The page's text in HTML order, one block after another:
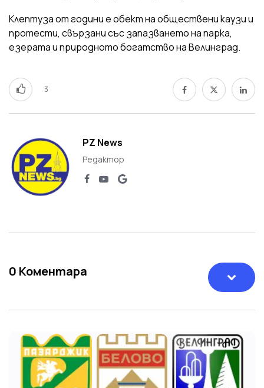
Клептуза от години е обект на обществени каузи и
протести, свързани със запазването на парка,
езерата и природното богатство на Велинград.
3
PZ News
Редактор
0 Коментара